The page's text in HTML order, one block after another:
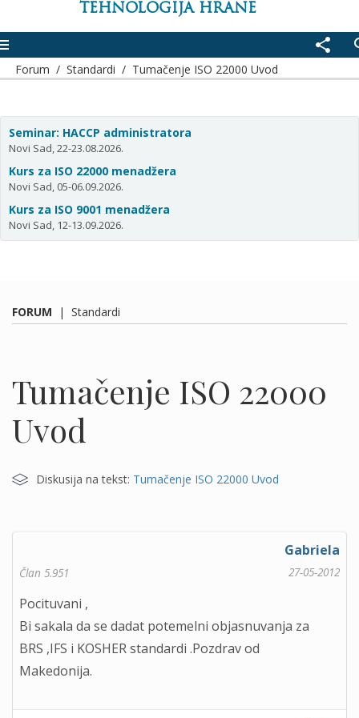
TEHNOLOGIJA HRANE
share
Forum / Standardi / Tumačenje ISO 22000 Uvod
Seminar: HACCP administratora
Novi Sad, 22-23.08.2026.
Kurs za ISO 22000 menadžera
Novi Sad, 05-06.09.2026.
Kurs za ISO 9001 menadžera
Novi Sad, 12-13.09.2026.
FORUM | Standardi
Tumačenje ISO 22000
Uvod
Diskusija na tekst: Tumačenje ISO 22000 Uvod
Gabriela
Član 5.951 27-05-2012
Pocituvani ,
Bi sakala da se dadat potemelni objasnuvanja za
BRS ,IFS i KOSHER standardi .Pozdrav od
Makedonija.